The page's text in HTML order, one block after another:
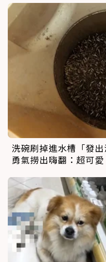
洗碗刷掉進水槽「發
勇氣撈出嗨翻：超可愛